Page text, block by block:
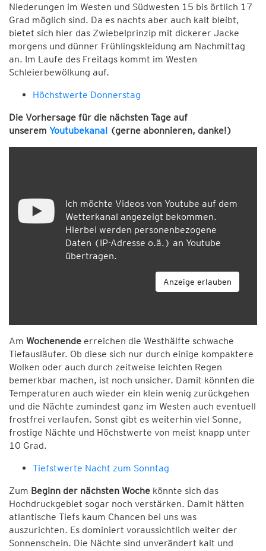
Niederungen im Westen und Südwesten 15 bis örtlich 17
Grad möglich sind. Da es nachts aber auch kalt bleibt,
bietet sich hier das Zwiebelprinzip mit dickerer Jacke
morgens und dünner Frühlingskleidung am Nachmittag
an. Im Laufe des Freitags kommt im Westen
Schleierbewölkung auf.
Höchstwerte Donnerstag
Die Vorhersage für die nächsten Tage auf
unserem Youtubekanal (gerne abonnieren, danke!)
Ich möchte Videos von Youtube auf dem
Wetterkanal angezeigt bekommen.
Hierbei werden personenbezogene
Daten (IP-Adresse o.ä.) an Youtube
übertragen.
Anzeige erlauben
Am Wochenende erreichen die Westhälfte schwache
Tiefausläufer. Ob diese sich nur durch einige kompaktere
Wolken oder auch durch zeitweise leichten Regen
bemerkbar machen, ist noch unsicher. Damit könnten die
Temperaturen auch wieder ein klein wenig zurückgehen
und die Nächte zumindest ganz im Westen auch eventuell
frostfrei verlaufen. Sonst gibt es weiterhin viel Sonne,
frostige Nächte und Höchstwerte von meist knapp unter
10 Grad.
Tiefstwerte Nacht zum Sonntag
Zum Beginn der nächsten Woche könnte sich das
Hochdruckgebiet sogar noch verstärken. Damit hätten
atlantische Tiefs kaum Chancen bei uns was
auszurichten. Es dominiert voraussichtlich weiter der
Sonnenschein. Die Nächte sind unverändert kalt und